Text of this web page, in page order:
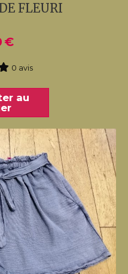
FLEURI
€
0 avis
au